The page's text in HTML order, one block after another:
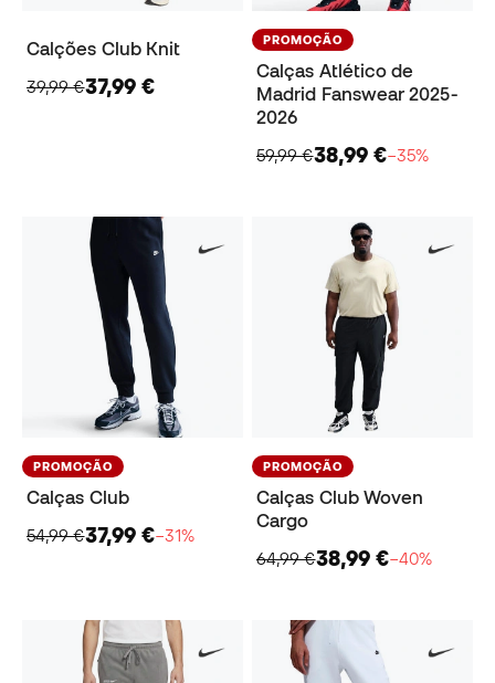
Calções Club Knit
39,99 €37,99 €
PROMOÇÃO
Calças Atlético de
Madrid Fanswear 2025-
2026
59,99 €38,99 €−35%
PROMOÇÃO
Calças Club
54,99 €37,99 €−31%
PROMOÇÃO
Calças Club Woven
Cargo
64,99 €38,99 €−40%